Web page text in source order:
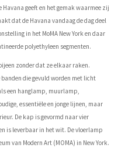
geeft en het gemak waarmee zij
dat de Havana vandaag de dag deel
in het MoMA New York en daar
polyethyleen segmenten.
zonder dat ze elkaar raken.
die gevuld worden met licht
een hanglamp, muurlamp,
essentiële en jonge lijnen, maar
De kap is gevormd naar vier
is leverbaar in het wit. De vloerlamp
van Modern Art (MOMA) in New York.